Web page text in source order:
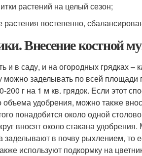
растений на целый сезон;
постепенно,
Внесение костной
в саду, и на огородных грядках –
можно заделывать по всей
г на 1 м кв. грядок. Если этот
объема удобрения, можно также
понадобится около одной
вносят около стакана
заделывают в почву рыхлением, то
используют подкормку на